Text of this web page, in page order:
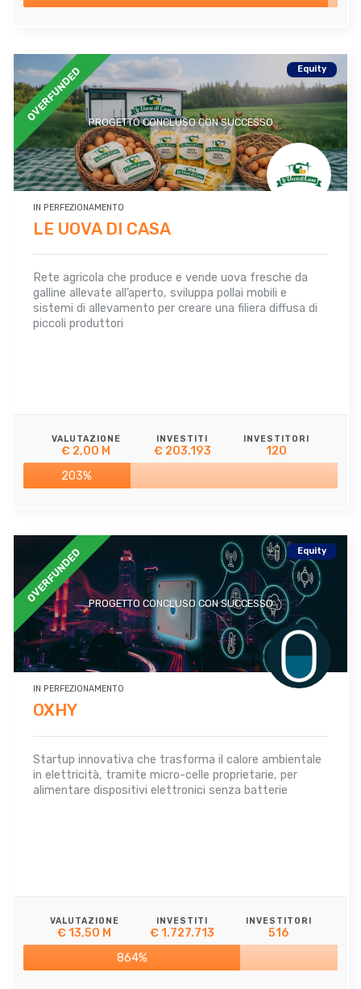
PROGETTO CONCLUSO CON SUCCESSO
OVERFUNDED Equity
IN PERFEZIONAMENTO
LE UOVA DI CASA
Rete agricola che produce e vende uova fresche da
galline allevate all’aperto, sviluppa pollai mobili e
sistemi di allevamento per creare una filiera diffusa di
piccoli produttori
VALUTAZIONE
€ 2,00 M
INVESTITI
€ 203.193
INVESTITORI
120
203%
PROGETTO CONCLUSO CON SUCCESSO
OVERFUNDED Equity
IN PERFEZIONAMENTO
OXHY
Startup innovativa che trasforma il calore ambientale
in elettricità, tramite micro-celle proprietarie, per
alimentare dispositivi elettronici senza batterie
VALUTAZIONE
€ 13,50 M
INVESTITI
€ 1.727.713
INVESTITORI
516
864%